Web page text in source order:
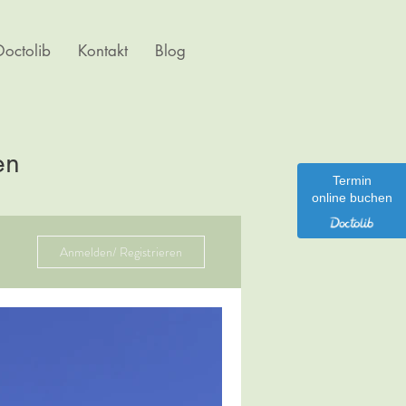
Termin
online buchen
Kontakt Blog
Anmelden/ Registrieren